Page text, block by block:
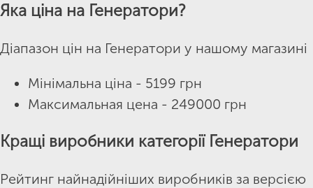
Яка ціна на Генератори?
Діапазон цін на Генератори у нашому магазині
Мінімальна ціна - 5199 грн
Максимальная цена - 249000 грн
Кращі виробники категорії Генератори
Рейтинг найнадійніших виробників за версією